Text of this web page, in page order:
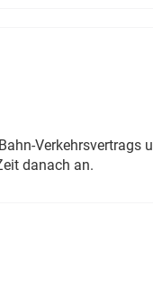
Verkehrsvertrags
danach an.